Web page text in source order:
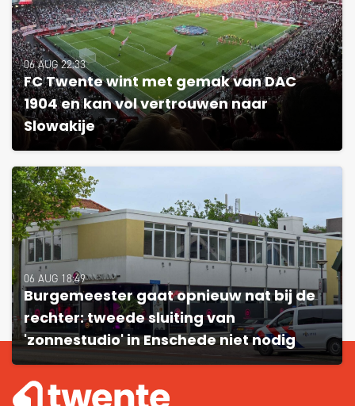
06 AUG 22:33
FC Twente wint met gemak van DAC
1904 en kan vol vertrouwen naar
Slowakije
06 AUG 18:49
Burgemeester gaat opnieuw nat bij de
rechter: tweede sluiting van
'zonnestudio' in Enschede niet nodig